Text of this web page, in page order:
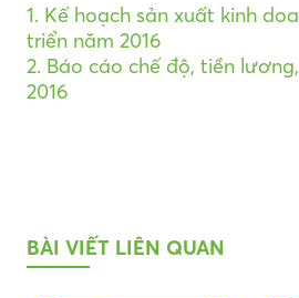
1. Kế hoạch sản xuất kinh
triển năm 2016
2. Báo cáo chế độ, tiền
2016
BÀI VIẾT LIÊN QUAN